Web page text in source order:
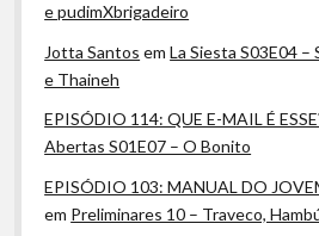
e pudimXbrigadeiro
Jotta Santos emLa Siesta S03E04 –
e Thaineh
EPISÓDIO 114: QUE E-MAIL É
Abertas S01E07 – O Bonito
EPISÓDIO 103: MANUAL DO
em Preliminares 10 – Traveco,